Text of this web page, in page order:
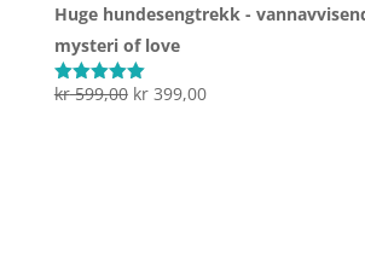
Huge hundesengtrekk -
mysteri of love
Vurdert5.00
kr599,00 Opprinnelig
kr399,00Nåværende